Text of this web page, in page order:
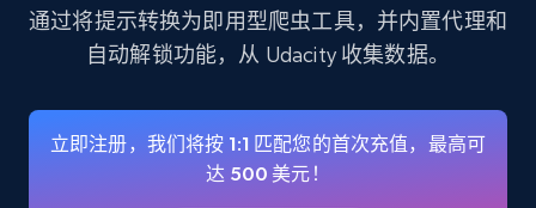
Name, URL, ID, Cb rank, Region, About,
Industries, Operating status, and more.
通过将提示转换为即用型爬虫工具，并内置代理和
自动解锁功能，从 Udacity 收集数据。
立即注册，我们将按 1:1 匹配您的首次充值，最高可
达 500 美元！